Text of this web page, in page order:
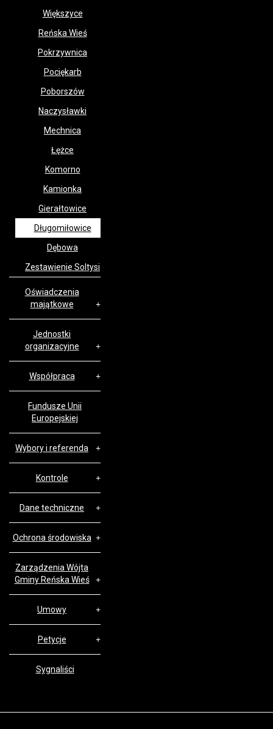
Większyce
Reńska Wieś
Pokrzywnica
Pociękarb
Poborszów
Naczysławki
Mechnica
Łężce
Komorno
Kamionka
Gierałtowice
Długomiłowice
Dębowa
Zestawienie Soltysi
Oświadczenia
majątkowe
Jednostki
organizacyjne
Współpraca
Fundusze Unii
Europejskiej
Wybory i referenda
Kontrole
Dane techniczne
Ochrona środowiska
Zarządzenia Wójta
Gminy Reńska Wieś
Umowy
Petycje
Sygnaliści